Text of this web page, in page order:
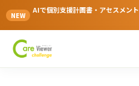
NEW
AIで個別支援計画書・アセスメン